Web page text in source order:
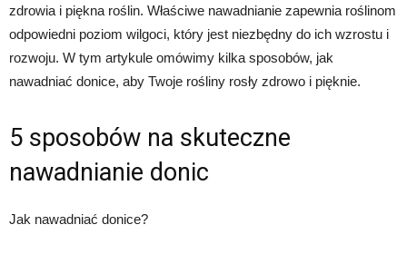
zdrowia i piękna roślin. Właściwe nawadnianie zapewnia roślinom
odpowiedni poziom wilgoci, który jest niezbędny do ich wzrostu i
rozwoju. W tym artykule omówimy kilka sposobów, jak
nawadniać donice, aby Twoje rośliny rosły zdrowo i pięknie.
5 sposobów na skuteczne
nawadnianie donic
Jak nawadniać donice?